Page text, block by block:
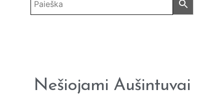
Nešiojami Aušintuvai